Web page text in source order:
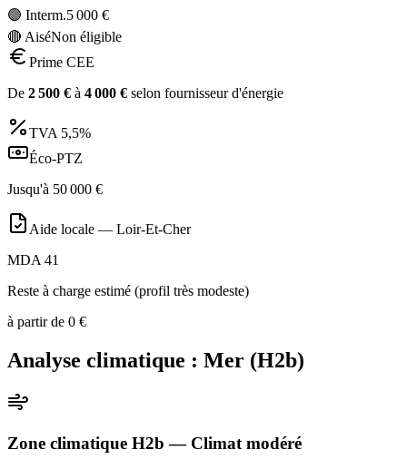
🟣 Interm.5 000 €
🔴 AiséNon éligible
Prime CEE
De 2 500 € à 4 000 € selon fournisseur d'énergie
TVA 5,5%
Éco-PTZ
Jusqu'à 50 000 €
Aide locale — Loir-Et-Cher
MDA 41
Reste à charge estimé (profil très modeste)
à partir de 0 €
Analyse climatique : Mer (H2b)
Zone climatique H2b — Climat modéré